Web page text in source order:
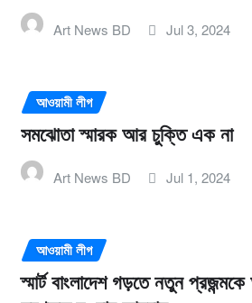
Art News BD Jul 3, 2024
আওয়ামী লীগ
সমঝোতা স্মারক আর চুক্তি এক না
Art News BD Jul 1, 2024
আওয়ামী লীগ
স্মার্ট বাংলাদেশ গড়তে নতুন